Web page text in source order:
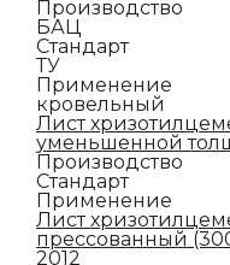
Производство
БАЦ
Стандарт
ТУ
Применение
кровельный
Лист
уменьшенной
Производство
Стандарт
Применение
Лист
прессованный
2012